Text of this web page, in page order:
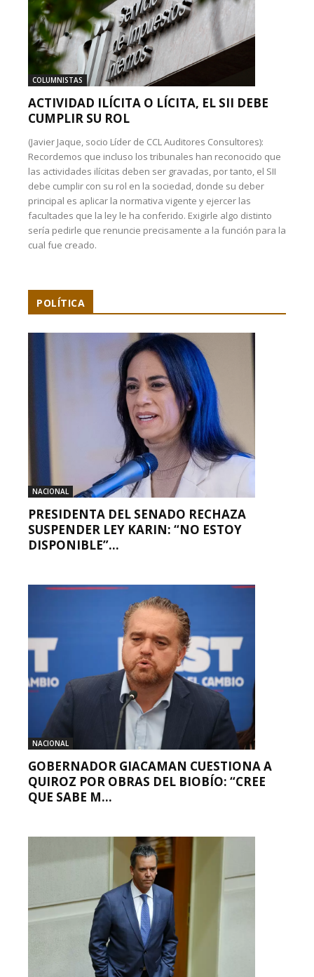
COLUMNISTAS
ACTIVIDAD ILÍCITA O LÍCITA, EL SII DEBE
CUMPLIR SU ROL
(Javier Jaque, socio Líder de CCL Auditores Consultores):
Recordemos que incluso los tribunales han reconocido que
las actividades ilícitas deben ser gravadas, por tanto, el SII
debe cumplir con su rol en la sociedad, donde su deber
principal es aplicar la normativa vigente y ejercer las
facultades que la ley le ha conferido. Exigirle algo distinto
sería pedirle que renuncie precisamente a la función para la
cual fue creado.
POLÍTICA
NACIONAL
PRESIDENTA DEL SENADO RECHAZA
SUSPENDER LEY KARIN: “NO ESTOY
DISPONIBLE”...
NACIONAL
GOBERNADOR GIACAMAN CUESTIONA A
QUIROZ POR OBRAS DEL BIOBÍO: “CREE
QUE SABE M...